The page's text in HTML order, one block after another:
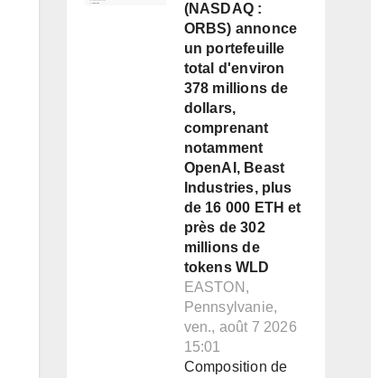
(NASDAQ :
ORBS) annonce
un portefeuille
total d'environ
378 millions de
dollars,
comprenant
notamment
OpenAI, Beast
Industries, plus
de 16 000 ETH et
près de 302
millions de
tokens WLD
EASTON,
Pennsylvanie,
ven., août 7 2026
15:01
Composition de